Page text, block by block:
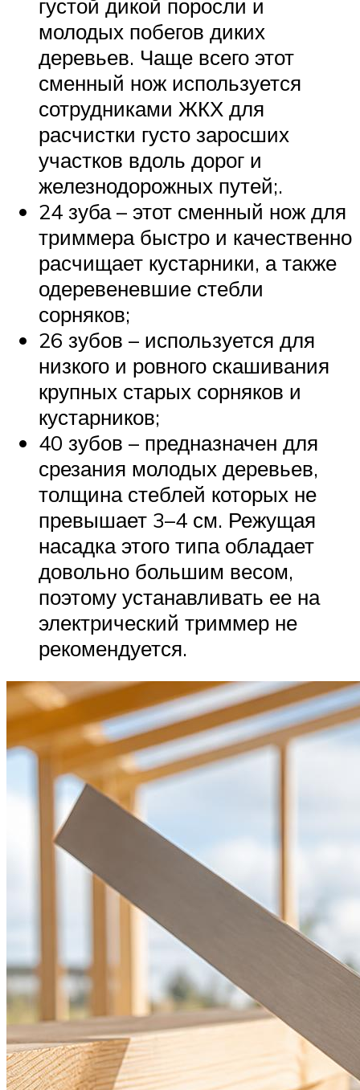
густой дикой поросли и
молодых побегов диких
деревьев. Чаще всего этот
сменный нож используется
сотрудниками ЖКХ для
расчистки густо заросших
участков вдоль дорог и
железнодорожных путей;.
24 зуба – этот сменный нож для
триммера быстро и качественно
расчищает кустарники, а также
одеревеневшие стебли
сорняков;
26 зубов – используется для
низкого и ровного скашивания
крупных старых сорняков и
кустарников;
40 зубов – предназначен для
срезания молодых деревьев,
толщина стеблей которых не
превышает 3–4 см. Режущая
насадка этого типа обладает
довольно большим весом,
поэтому устанавливать ее на
электрический триммер не
рекомендуется.